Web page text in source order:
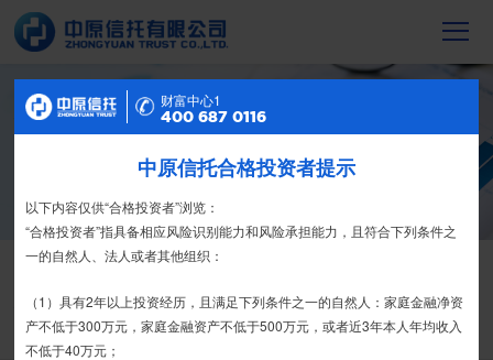
信托产品
产16088亿元，按时足额交付到期信托财
信托产品
热销产品
栏目首页 热销产品 运营产品 净值产品 信息披露
精英理财俱乐部
家族信托 财富网点 客户反馈 征信异议申请
财富中心2
400 687 0116
特别提示
尊敬的投资者：
合格投资者认证、风险测评、录音录像及电子合同签署应由投资者本人
亲自操作完成，不得由他人代办。
我司信托产品账户均以我司名义开立，所有认购信托产品的资金应根据
信托合同约定转入我司信托产品的银行专用账户。投资者认购我司信托产品
时，请注意不要向任何非我司账户转账、支付现金。
财富中心1
400 687 0116
中原信托合格投资者提示
以下内容仅供“合格投资者”浏览：
“合格投资者”指具备相应风险识别能力和风险承担能力，且符合下列条件之
一的自然人、法人或者其他组织：
（1）具有2年以上投资经历，且满足下列条件之一的自然人：家庭金融净资
产不低于300万元，家庭金融资产不低于500万元，或者近3年本人年均收入
不低于40万元；